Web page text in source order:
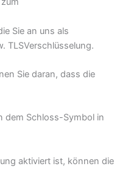
Sie an uns als
TLSVerschlüsselung.
Sie daran, dass die
dem Schloss-Symbol in
aktiviert ist, können die